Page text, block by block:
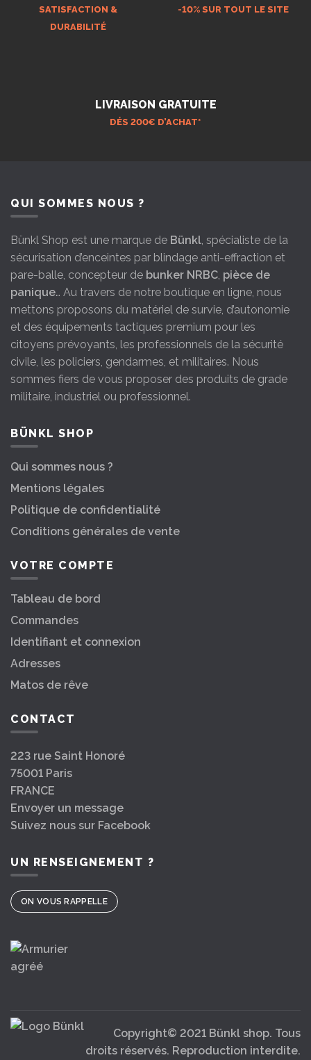
SATISFACTION &
DURABILITÉ
-10% SUR TOUT LE SITE
LIVRAISON GRATUITE
DÉS 200€ D’ACHAT*
QUI SOMMES NOUS ?
Bünkl Shop est une marque de Bünkl, spécialiste de la
sécurisation d’enceintes par blindage anti-effraction et
pare-balle, concepteur de bunker NRBC, pièce de
panique… Au travers de notre boutique en ligne, nous
mettons proposons du matériel de survie, d’autonomie
et des équipements tactiques premium pour les
citoyens prévoyants, les professionnels de la sécurité
civile, les policiers, gendarmes, et militaires. Nous
sommes fiers de vous proposer des produits de grade
militaire, industriel ou professionnel.
BÜNKL SHOP
Qui sommes nous ?
Mentions légales
Politique de confidentialité
Conditions générales de vente
VOTRE COMPTE
Tableau de bord
Commandes
Identifiant et connexion
Adresses
Matos de rêve
CONTACT
223 rue Saint Honoré
75001 Paris
FRANCE
Envoyer un message
Suivez nous sur Facebook
UN RENSEIGNEMENT ?
ON VOUS RAPPELLE
Copyright© 2021 Bünkl shop. Tous
droits réservés. Reproduction interdite.